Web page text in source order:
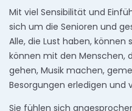
Mit viel Sensibilität und
sich um die Senioren und
Alle, die Lust haben, können
können mit den Menschen,
gehen, Musik machen,
Besorgungen erledigen und
Sie fühlen sich